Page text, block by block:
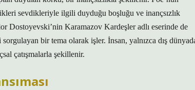
sevdikleriyle ilgili duyduğu boşluğu ve inançsızlık
Dostoyevski’nin Karamazov Kardeşler adlı eserinde de
bir tema olarak işler. İnsan, yalnızca dış
çatışmalarla şekillenir.